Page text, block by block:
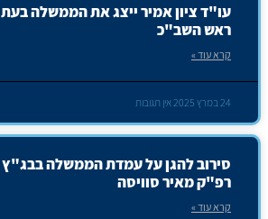
עו"ד ציון אמיר ייצג את הממשלה
ראש השב"כ
קרא עוד »
24 במרץ 2025 אין תגובות
סירוב להגן על עמדת הממשלה בבג"ץ
רפ"ק מאיר סוויסה
קרא עוד »